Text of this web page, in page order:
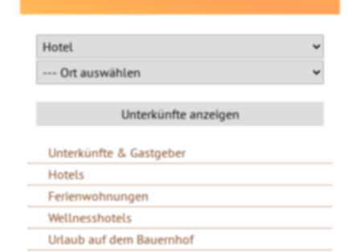
Unterkünfte & Gastgeber
Hotels
Ferienwohnungen
Wellnesshotels
Urlaub auf dem Bauernhof